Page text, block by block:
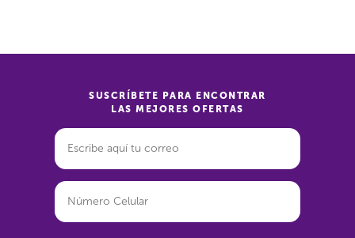
SUSCRÍBETE PARA ENCONTRAR
LAS MEJORES OFERTAS